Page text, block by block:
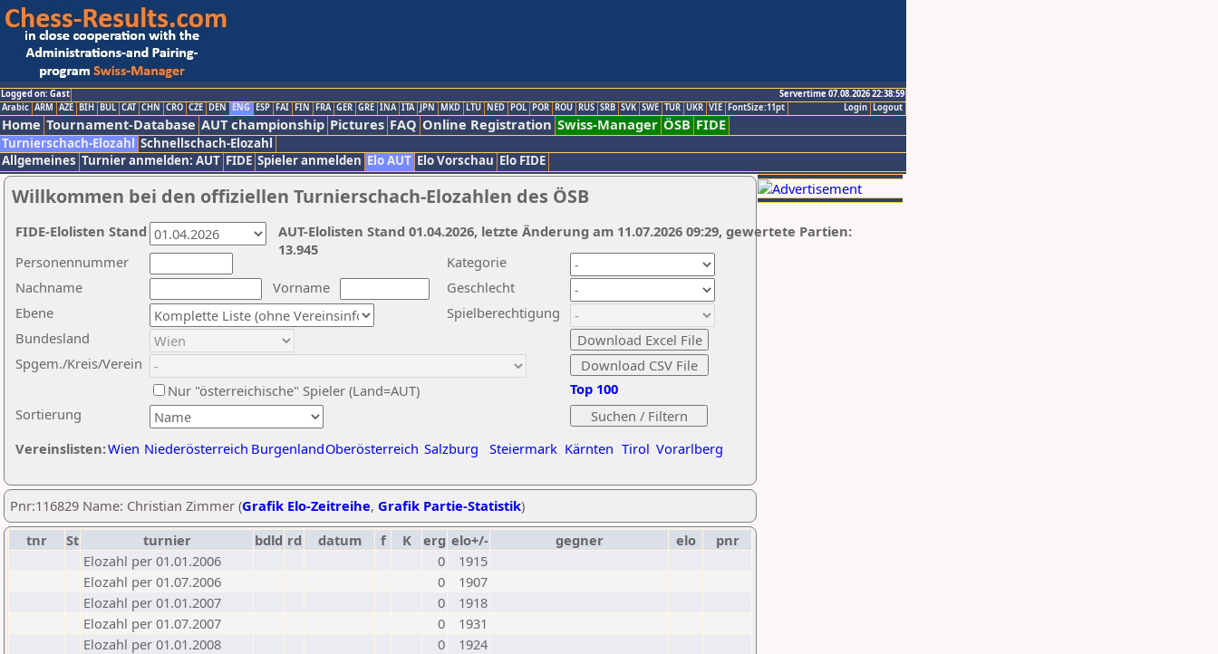
Logged on: Gast
Servertime 07.08.2026 22:38:59
Logout
Login
Arabic ARM AZE BIH BUL CAT CHN CRO CZE DEN ENG ESP FAI FIN FRA GER GRE INA ITA JPN MKD LTU NED POL POR ROU RUS SRB SVK SWE TUR UKR VIE FontSize:11pt
Home Tournament-Database AUT championship Pictures FAQ Online Registration Swiss-Manager ÖSB FIDE
Turnierschach-Elozahl Schnellschach-Elozahl
Allgemeines Turnier anmelden: AUT FIDE Spieler anmelden Elo AUT Elo Vorschau Elo FIDE
Willkommen bei den offiziellen Turnierschach-Elozahlen des ÖSB
Nachname
Vorname
Ebene
Kategorie
Sortierung
Personennummer
Bundesland
Spgem./Kreis/Verein
Geschlecht
Nur "österreichische" Spieler (Land=AUT)
Spielberechtigung
Vereinslisten:Wien Niederösterreich BurgenlandOberösterreich Salzburg Steiermark Kärnten Tirol Vorarlberg
Top 100
AUT-Elolisten Stand 01.04.2026, letzte Änderung am 11.07.2026 09:29, gewertete Partien:
13.945
FIDE-Elolisten Stand
Pnr:116829 Name: Christian Zimmer (Grafik Elo-Zeitreihe, Grafik Partie-Statistik)
tnr
St turnier bdld rd datum f K erg elo+/- gegner elo
pnr
Elozahl per 01.01.2006
0
1915
Elozahl per 01.07.2006
0
1907
Elozahl per 01.01.2007
0
1918
Elozahl per 01.07.2007
0
1931
Elozahl per 01.01.2008
0
1924